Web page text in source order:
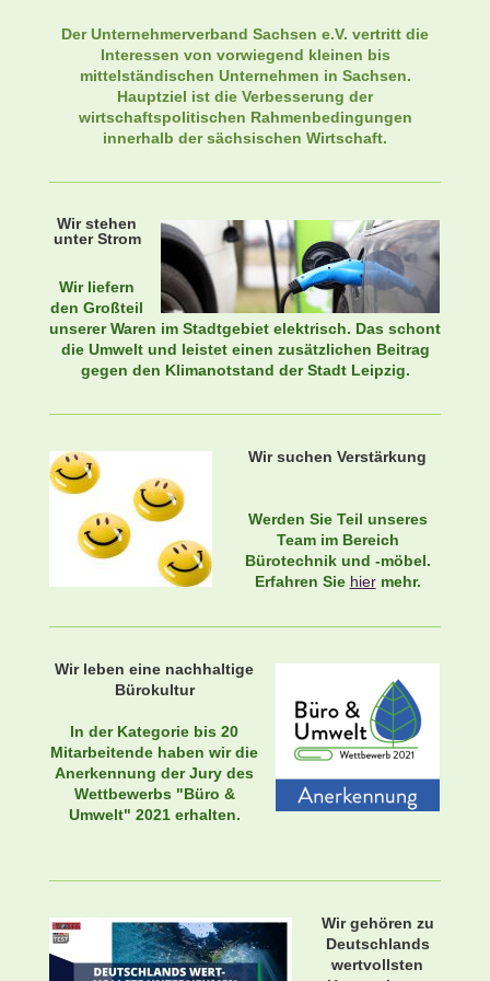
Der Unternehmerverband Sachsen e.V. vertritt die
Interessen von vorwiegend kleinen bis
mittelständischen Unternehmen in Sachsen.
Hauptziel ist die Verbesserung der
wirtschaftspolitischen Rahmenbedingungen
innerhalb der sächsischen Wirtschaft.
Wir stehen
unter Strom
Wir liefern
den Großteil
unserer Waren im Stadtgebiet elektrisch. Das schont
die Umwelt und leistet einen zusätzlichen Beitrag
gegen den Klimanotstand der Stadt Leipzig.
Wir suchen Verstärkung
Werden Sie Teil unseres
Team im Bereich
Bürotechnik und -möbel.
Erfahren Sie hiermehr.
Wir leben eine nachhaltige
Bürokultur
In der Kategorie bis 20
Mitarbeitende haben wir die
Anerkennung der Jury des
Wettbewerbs "Büro &
Umwelt" 2021 erhalten.
Wir gehören zu
Deutschlands
wertvollsten